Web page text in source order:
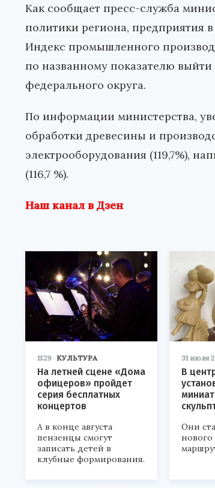
Как сообщает пресс-служба
политики региона, предприятия
Индекс промышленного
по названному показателю
федерального округа.
По информации министерства,
обработки древесины и
электрооборудования (119,7%),
(116,7 %).
Наш канал в Дзен
11:29 КУЛЬТУРА
На летней сцене «Дома
офицеров» пройдет
серия бесплатных
концертов
А в конце августа
пензенцы смогут
записать детей в
клубные формирования.
31 июля
В
Они
нового